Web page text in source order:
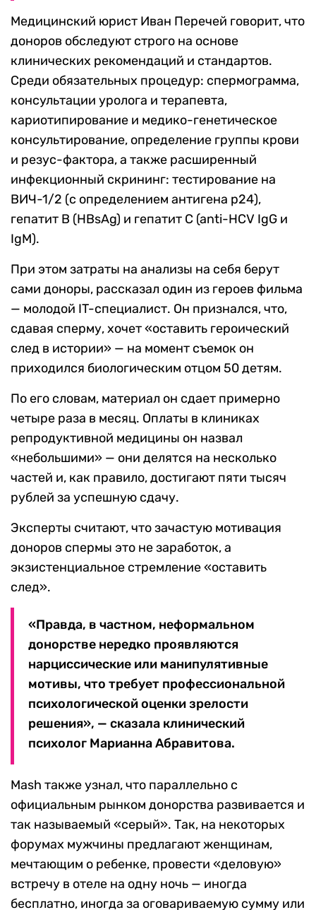
Медицинский юрист Иван Перечей говорит, что
доноров обследуют строго на основе
клинических рекомендаций и стандартов.
Среди обязательных процедур: спермограмма,
консультации уролога и терапевта,
кариотипирование и медико-генетическое
консультирование, определение группы крови
и резус-фактора, а также расширенный
инфекционный скрининг: тестирование на
ВИЧ-1/2 (с определением антигена p24),
гепатит B (HBsAg) и гепатит C (anti-HCV IgG и
IgM).
При этом затраты на анализы на себя берут
сами доноры, рассказал один из героев фильма
— молодой IT-специалист. Он признался, что,
сдавая сперму, хочет «оставить героический
след в истории» — на момент съемок он
приходился биологическим отцом 50 детям.
По его словам, материал он сдает примерно
четыре раза в месяц. Оплаты в клиниках
репродуктивной медицины он назвал
«небольшими» — они делятся на несколько
частей и, как правило, достигают пяти тысяч
рублей за успешную сдачу.
Эксперты считают, что зачастую мотивация
доноров спермы это не заработок, а
экзистенциальное стремление «оставить
след».
«Правда, в частном, неформальном
донорстве нередко проявляются
нарциссические или манипулятивные
мотивы, что требует профессиональной
психологической оценки зрелости
решения», — сказала клинический
психолог Марианна Абравитова.
Mash также узнал, что параллельно с
официальным рынком донорства развивается и
так называемый «серый». Так, на некоторых
форумах мужчины предлагают женщинам,
мечтающим о ребенке, провести «деловую»
встречу в отеле на одну ночь — иногда
бесплатно, иногда за оговариваемую сумму или